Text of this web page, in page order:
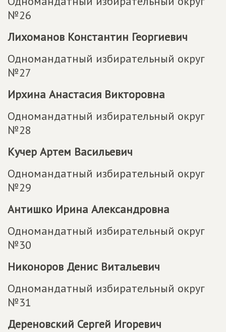
№26
Лихоманов Константин Георгиевич
Одномандатный избирательный округ
№27
Ирхина Анастасия Викторовна
Одномандатный избирательный округ
№28
Кучер Артем Васильевич
Одномандатный избирательный округ
№29
Антишко Ирина Александровна
Одномандатный избирательный округ
№30
Никоноров Денис Витальевич
Одномандатный избирательный округ
№31
Дереновский Сергей Игоревич